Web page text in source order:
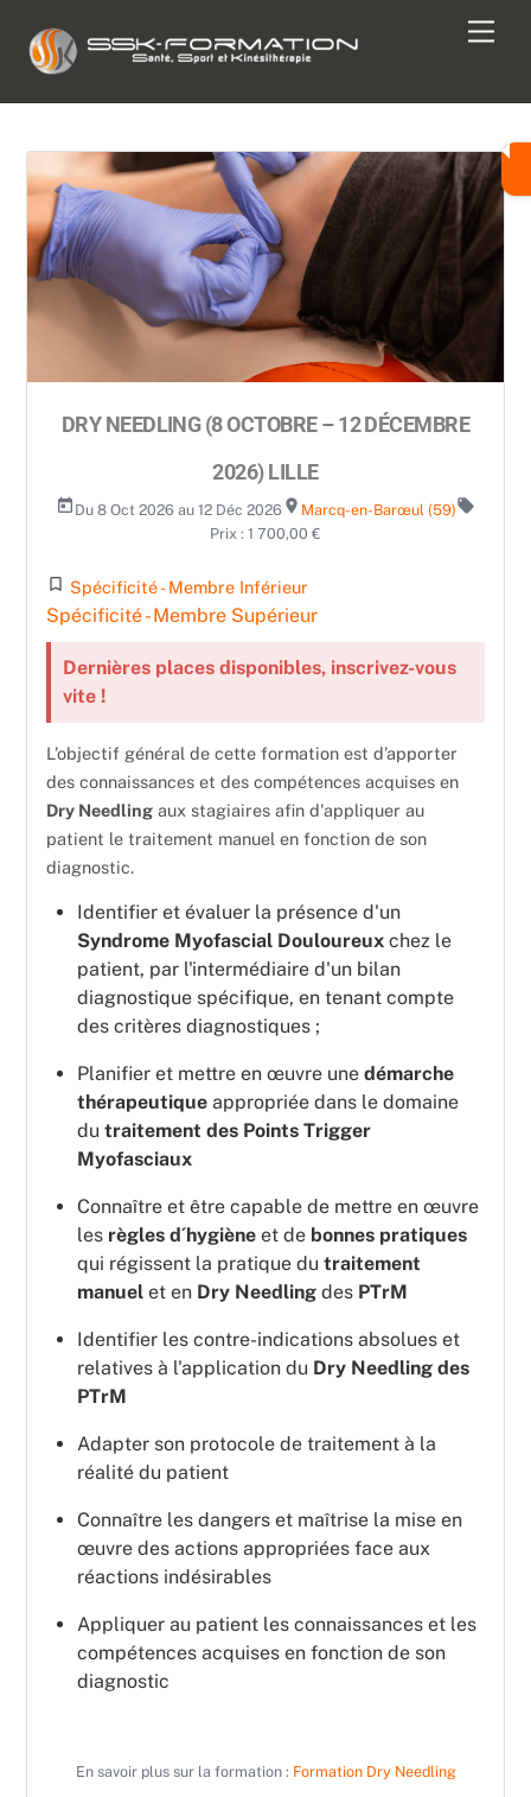
content
DRY NEEDLING (8 OCTOBRE – 12 DÉCEMBRE
2026) LILLE
today Du 8 Oct 2026 au 12 Déc 2026 room Marcq-en-Barœul (59)local_offer
Prix : 1 700,00 €
turned_in_not Spécificité - Membre Inférieur
Spécificité - Membre Supérieur
Dernières places disponibles, inscrivez-vous
vite !
L’objectif général de cette formation est d’apporter
des connaissances et des compétences acquises en
Dry Needling aux stagiaires afin d'appliquer au
patient le traitement manuel en fonction de son
diagnostic.
Identifier et évaluer la présence d'un
Syndrome Myofascial Douloureux chez le
patient, par l'intermédiaire d'un bilan
diagnostique spécifique, en tenant compte
des critères diagnostiques ;
Planifier et mettre en œuvre une démarche
thérapeutique appropriée dans le domaine
du traitement des Points Trigger
Myofasciaux
Connaître et être capable de mettre en œuvre
les règles d´hygiène et de bonnes pratiques
qui régissent la pratique du traitement
manuel et en Dry Needling des PTrM
Identifier les contre-indications absolues et
relatives à l'application du Dry Needling des
PTrM
Adapter son protocole de traitement à la
réalité du patient
Connaître les dangers et maîtrise la mise en
œuvre des actions appropriées face aux
réactions indésirables
Appliquer au patient les connaissances et les
compétences acquises en fonction de son
diagnostic
En savoir plus sur la formation : Formation Dry Needling